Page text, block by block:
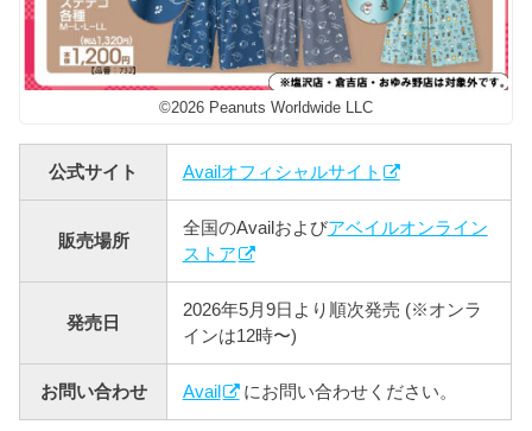
©2026 Peanuts Worldwide LLC
公式サイト Availオフィシャルサイト
販売場所
全国のAvailおよびアベイルオンライン
ストア
発売日
2026年5月9日より順次発売 (※オンラ
インは12時〜)
お問い合わせ Avail にお問い合わせください。